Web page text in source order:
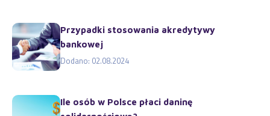
Przypadki stosowania akredytywy
bankowej
Dodano: 02.08.2024
Ile osób w Polsce płaci daninę